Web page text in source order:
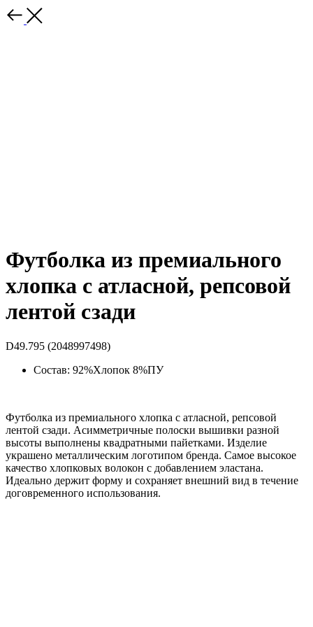
Футболка из премиального
хлопка с атласной, репсовой
лентой сзади
D49.795 (2048997498)
Состав: 92%Хлопок 8%ПУ
Футболка из премиального хлопка с атласной, репсовой
лентой сзади. Асимметричные полоски вышивки разной
высоты выполнены квадратными пайетками. Изделие
украшено металлическим логотипом бренда. Самое высокое
качество хлопковых волокон с добавлением эластана.
Идеально держит форму и сохраняет внешний вид в течение
договременного использования.